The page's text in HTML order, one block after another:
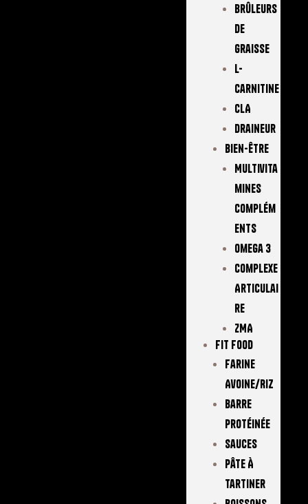
Brûleurs
De
Graisse
L-
Carnitine
CLA
Draineur
Bien-Être
Multivita
Mines
Complém
Ents
Omega 3
Complexe
Articulai
Re
ZMA
FIT FOOD
Farine
Avoine/Riz
Barre
Protéinée
Sauces
Pâte À
Tartiner